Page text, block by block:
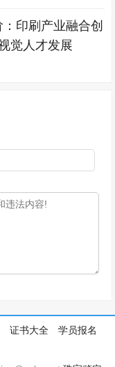
印刷产业融合创
觉人才发展
证书大全
学员报名